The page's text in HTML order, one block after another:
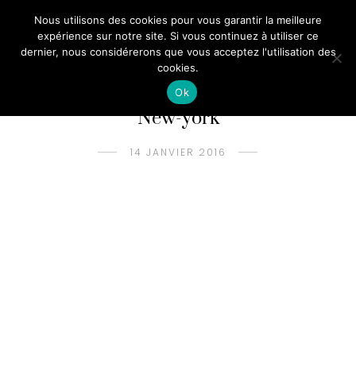
New-york
14 JANVIER 2016
Nous utilisons des cookies pour vous garantir la meilleure
expérience sur notre site. Si vous continuez à utiliser ce
dernier, nous considérerons que vous acceptez l'utilisation des
cookies.
Ok